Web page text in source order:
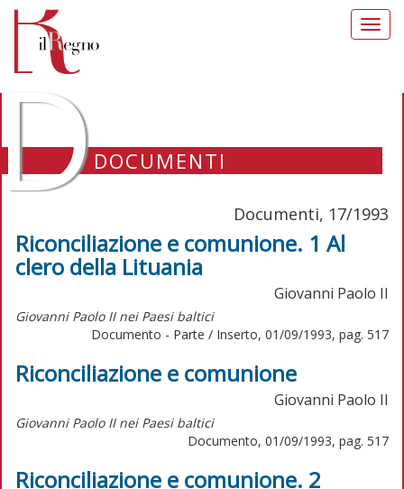
DOCUMENTI
Documenti, 17/1993
Riconciliazione e comunione. 1 Al
clero della Lituania
Giovanni Paolo II
Giovanni Paolo II nei Paesi baltici
Documento - Parte / Inserto, 01/09/1993, pag. 517
Riconciliazione e comunione
Giovanni Paolo II
Giovanni Paolo II nei Paesi baltici
Documento, 01/09/1993, pag. 517
Riconciliazione e comunione. 2